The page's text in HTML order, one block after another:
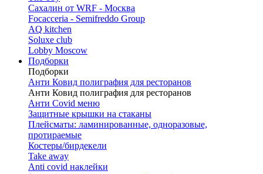
Сахалин от WRF - Москва
Focacceria - Semifreddo Group
AQ kitchen
Soluxe club
Lobby Moscow
Подборки
Подборки
Анти Ковид полиграфия для ресторанов
Анти Ковид полиграфия для ресторанов
Анти Covid меню
Защитные крышки на стаканы
Плейсматы: ламинированные, одноразовые,
протираемые
Костеры/бирдекели
Take away
Anti covid наклейки